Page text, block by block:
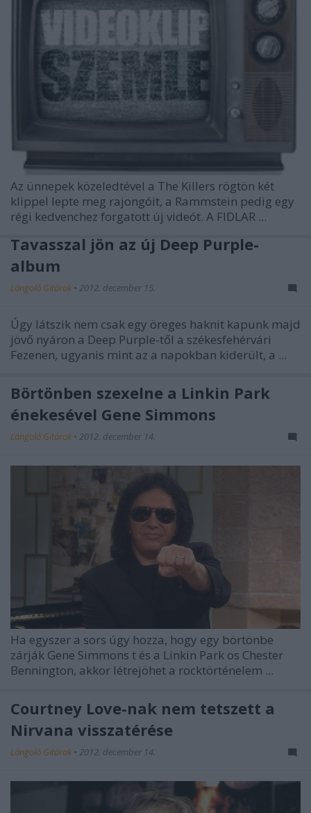
Az ünnepek közeledtével a The Killers rögtön két
klippel lepte meg rajongóit, a Rammstein pedig egy
régi kedvenchez forgatott új videót. A FIDLAR ...
Tavasszal jön az új Deep Purple-
album
Lángoló Gitárok • 2012. december 15.
Úgy látszik nem csak egy öreges haknit kapunk majd
jövő nyáron a Deep Purple-től a székesfehérvári
Fezenen, ugyanis mint az a napokban kiderült, a ...
Börtönben szexelne a Linkin Park
énekesével Gene Simmons
Lángoló Gitárok • 2012. december 14.
Ha egyszer a sors úgy hozza, hogy egy börtönbe
zárják Gene Simmons t és a Linkin Park os Chester
Bennington, akkor létrejöhet a rocktörténelem ...
Courtney Love-nak nem tetszett a
Nirvana visszatérése
Lángoló Gitárok • 2012. december 14.